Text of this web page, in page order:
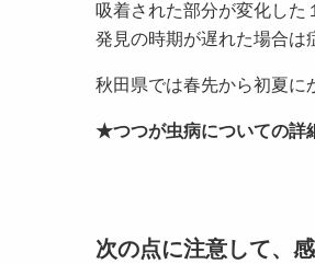
吸着された部分が変化した
発見の時期が遅れた場合は
秋田県では春先から初夏に
★つつが虫病についての詳
次の点に注意して、